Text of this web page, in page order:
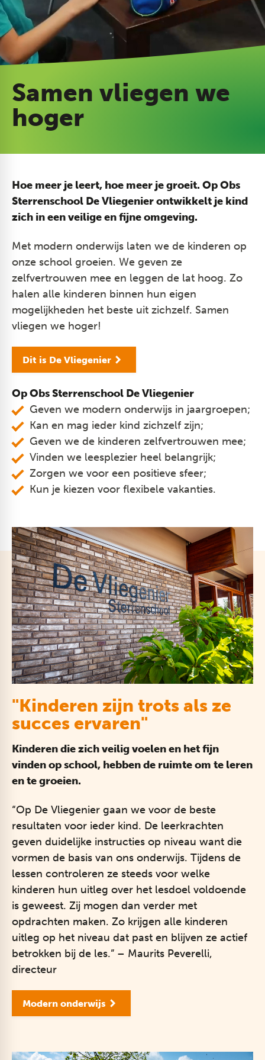
Samen vliegen we
hoger
Hoe meer je leert, hoe meer je groeit. Op Obs
Sterrenschool De Vliegenier ontwikkelt je kind
zich in een veilige en fijne omgeving.
Met modern onderwijs laten we de kinderen op
onze school groeien. We geven ze
zelfvertrouwen mee en leggen de lat hoog. Zo
halen alle kinderen binnen hun eigen
mogelijkheden het beste uit zichzelf. Samen
vliegen we hoger!
Dit is De Vliegenier
Op Obs Sterrenschool De Vliegenier
Geven we modern onderwijs in jaargroepen;
Kan en mag ieder kind zichzelf zijn;
Geven we de kinderen zelfvertrouwen mee;
Vinden we leesplezier heel belangrijk;
Zorgen we voor een positieve sfeer;
Kun je kiezen voor flexibele vakanties.
"Kinderen zijn trots als ze
succes ervaren"
Kinderen die zich veilig voelen en het fijn
vinden op school, hebben de ruimte om te leren
en te groeien.
“Op De Vliegenier gaan we voor de beste
resultaten voor ieder kind. De leerkrachten
geven duidelijke instructies op niveau want die
vormen de basis van ons onderwijs. Tijdens de
lessen controleren ze steeds voor welke
kinderen hun uitleg over het lesdoel voldoende
is geweest. Zij mogen dan verder met
opdrachten maken. Zo krijgen alle kinderen
uitleg op het niveau dat past en blijven ze actief
betrokken bij de les.” – Maurits Peverelli,
directeur
Modern onderwijs